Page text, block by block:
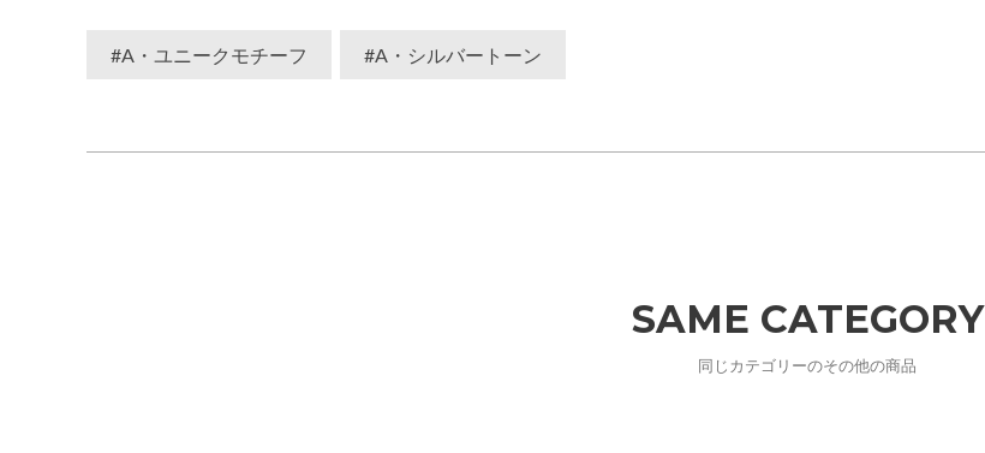
#A・ユニークモチーフ #A・シルバートーン
SAME CATEGORY
同じカテゴリーのその他の商品